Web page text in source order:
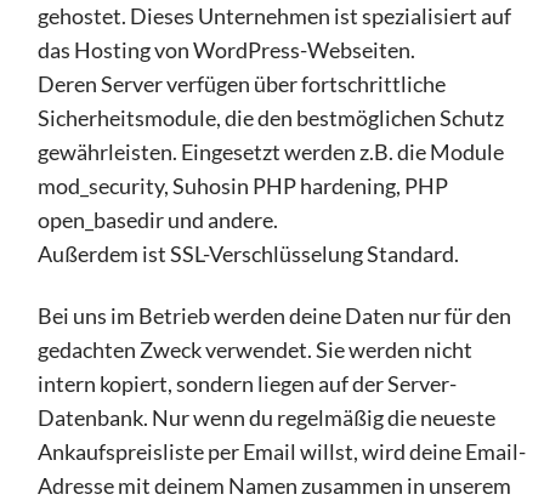
gehostet. Dieses Unternehmen ist spezialisiert auf
das Hosting von WordPress-Webseiten.
Deren Server verfügen über fortschrittliche
Sicherheitsmodule, die den bestmöglichen Schutz
gewährleisten. Eingesetzt werden z.B. die Module
mod_security, Suhosin PHP hardening, PHP
open_basedir und andere.
Außerdem ist SSL-Verschlüsselung Standard.
Bei uns im Betrieb werden deine Daten nur für den
gedachten Zweck verwendet. Sie werden nicht
intern kopiert, sondern liegen auf der Server-
Datenbank. Nur wenn du regelmäßig die neueste
Ankaufspreisliste per Email willst, wird deine Email-
Adresse mit deinem Namen zusammen in unserem